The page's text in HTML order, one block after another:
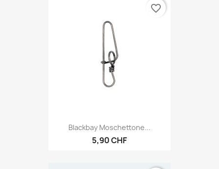
Blackbay Moschettone...
5,90 CHF
favorite_border